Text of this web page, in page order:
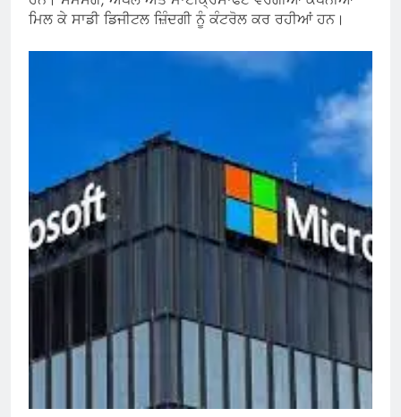
ਮਿਲ ਕੇ ਸਾਡੀ ਡਿਜੀਟਲ ਜ਼ਿੰਦਗੀ ਨੂੰ ਕੰਟਰੋਲ ਕਰ ਰਹੀਆਂ ਹਨ।